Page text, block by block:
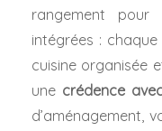
rangement
intégrées :
cuisine organisée
une crédence
d’aménagement,